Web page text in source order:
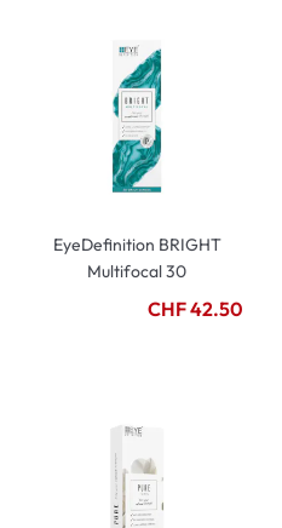
EyeDefinition BRIGHT
Multifocal 30
CHF 42.50